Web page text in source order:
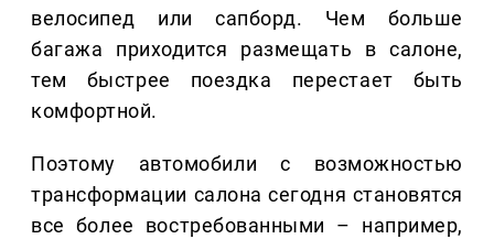
велосипед или сапборд. Чем больше
багажа приходится размещать в салоне,
тем быстрее поездка перестает быть
комфортной.
Поэтому автомобили с возможностью
трансформации салона сегодня становятся
все более востребованными – например,